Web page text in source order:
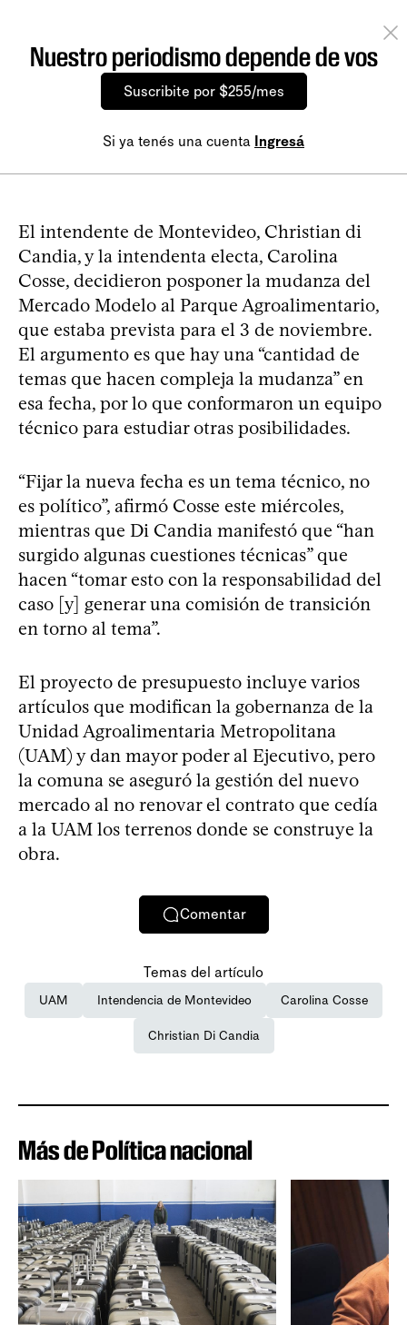
Nuestro periodismo depende de vos
Suscribite por $255/mes
Si ya tenés una cuenta Ingresá
El intendente de Montevideo, Christian di
Candia, y la intendenta electa, Carolina
Cosse, decidieron posponer la mudanza del
Mercado Modelo al Parque Agroalimentario,
que estaba prevista para el 3 de noviembre.
El argumento es que hay una “cantidad de
temas que hacen compleja la mudanza” en
esa fecha, por lo que conformaron un equipo
técnico para estudiar otras posibilidades.
“Fijar la nueva fecha es un tema técnico, no
es político”, afirmó Cosse este miércoles,
mientras que Di Candia manifestó que “han
surgido algunas cuestiones técnicas” que
hacen “tomar esto con la responsabilidad del
caso [y] generar una comisión de transición
en torno al tema”.
El proyecto de presupuesto incluye varios
artículos que modifican la gobernanza de la
Unidad Agroalimentaria Metropolitana
(UAM) y dan mayor poder al Ejecutivo, pero
la comuna se aseguró la gestión del nuevo
mercado al no renovar el contrato que cedía
a la UAM los terrenos donde se construye la
obra.
Comentar
Temas del artículo
UAM Intendencia de Montevideo Carolina Cosse
Christian Di Candia
Más de Política nacional